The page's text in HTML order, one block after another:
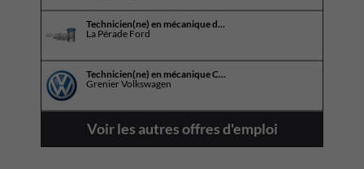
Technicien(ne) en mécanique d...
La Pérade Ford
Technicien(ne) en mécanique C...
Grenier Volkswagen
Voir les autres offres d'emploi